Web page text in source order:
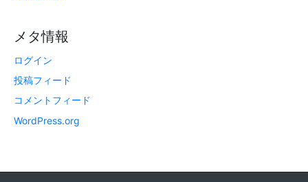
メタ情報
ログイン
投稿フィード
コメントフィード
WordPress.org